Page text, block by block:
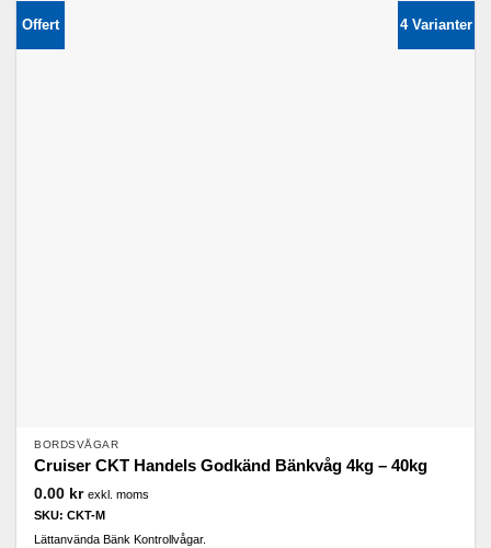
har
flera
varianter.
4 Varianter
Offert
BORDSVÅGAR
Cruiser CKT Handels Godkänd Bänkvåg 4kg – 40kg
0.00 kr exkl. moms
SKU: CKT-M
Lättanvända Bänk Kontrollvågar.